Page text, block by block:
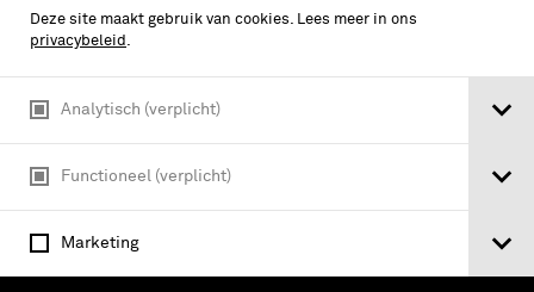
Deze site maakt gebruik van cookies. Lees meer in ons
privacybeleid .
Analytisch (verplicht)
Functioneel (verplicht)
Marketing
Onderdeel van Stichting Koninklijke Defensiemusea,